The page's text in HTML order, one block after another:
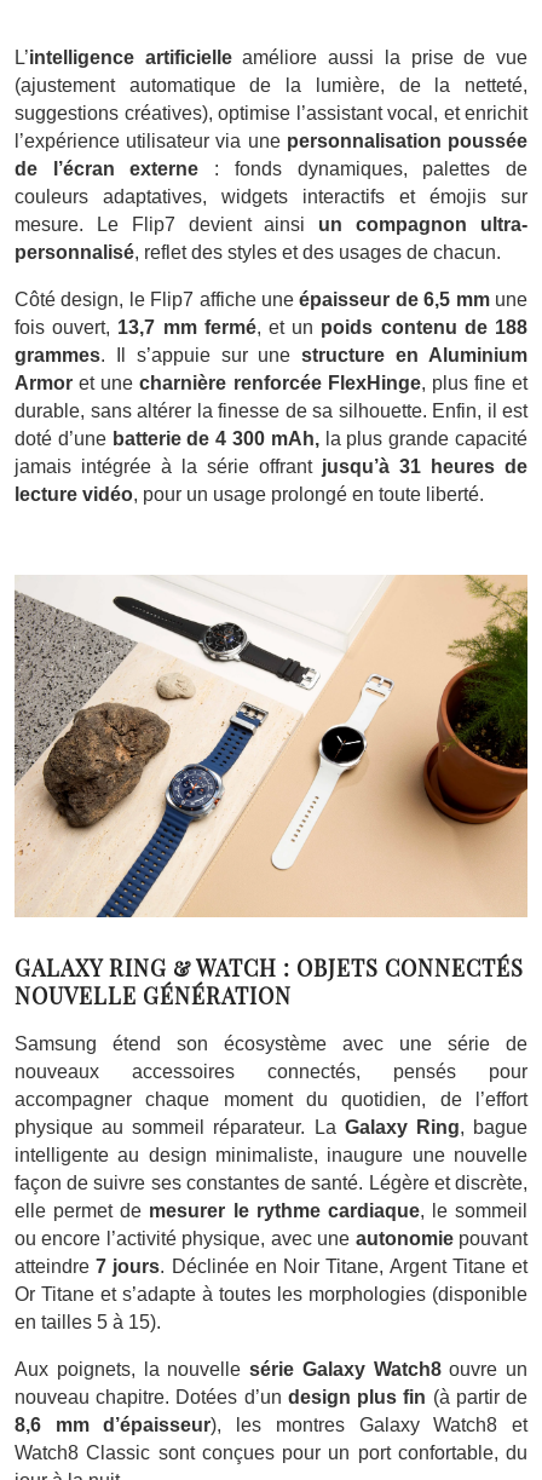
L’intelligence artificielleaméliore aussi la prise de vue
(ajustement automatique de la lumière, de la netteté,
suggestions créatives), optimise l’assistant vocal, et enrichit
l’expérience utilisateur via une personnalisation poussée
de l’écran externe : fonds dynamiques, palettes de
couleurs adaptatives, widgets interactifs et émojis sur
mesure. Le Flip7 devient ainsi un compagnon ultra-
personnalisé, reflet des styles et des usages de chacun.
Côté design, le Flip7 affiche uneépaisseur de 6,5 mm une
fois ouvert, 13,7 mm fermé, et un poids contenu de 188
grammes. Il s’appuie sur unestructure en Aluminium
Armor et unecharnière renforcée FlexHinge, plus fine et
durable, sans altérer la finesse de sa silhouette. Enfin, il est
doté d’une batterie de 4 300 mAh, la plus grande capacité
jamais intégrée à la série offrant jusqu’à 31 heures de
lecture vidéo, pour un usage prolongé en toute liberté.
GALAXY RING & WATCH : OBJETS CONNECTÉS
NOUVELLE GÉNÉRATION
Samsung étend son écosystème avec une série de
nouveaux accessoires connectés, pensés pour
accompagner chaque moment du quotidien, de l’effort
physique au sommeil réparateur. La Galaxy Ring, bague
intelligente au design minimaliste, inaugure une nouvelle
façon de suivre ses constantes de santé. Légère et discrète,
elle permet de mesurer le rythme cardiaque, le sommeil
ou encore l’activité physique, avec une autonomiepouvant
atteindre7 jours. Déclinée en Noir Titane, Argent Titane et
Or Titane et s’adapte à toutes les morphologies (disponible
en tailles 5 à 15).
Aux poignets, la nouvelle série Galaxy Watch8ouvre un
nouveau chapitre. Dotées d’un design plus fin (à partir de
8,6 mm d’épaisseur), les montres Galaxy Watch8 et
Watch8 Classic sont conçues pour un port confortable, du